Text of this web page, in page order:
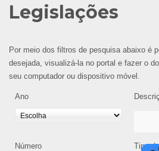
Legislações
Por meio dos filtros de pesquisa abaixo é
desejada, visualizá-la no portal e fazer o
seu computador ou dispositivo móvel.
Ano
Número Tipo